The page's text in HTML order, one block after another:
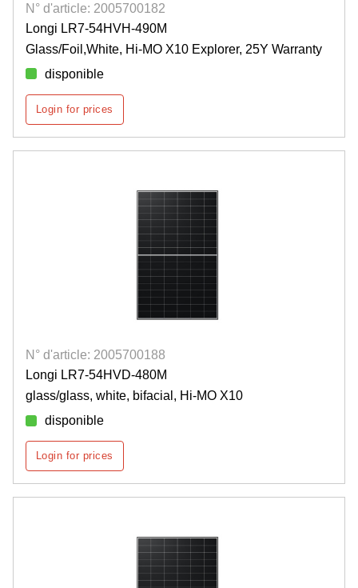
N° d'article: 2005700182
Longi LR7-54HVH-490M
Glass/Foil,White, Hi-MO X10 Explorer, 25Y Warranty
disponible
Login for prices
N° d'article: 2005700188
Longi LR7-54HVD-480M
glass/glass, white, bifacial, Hi-MO X10
disponible
Login for prices